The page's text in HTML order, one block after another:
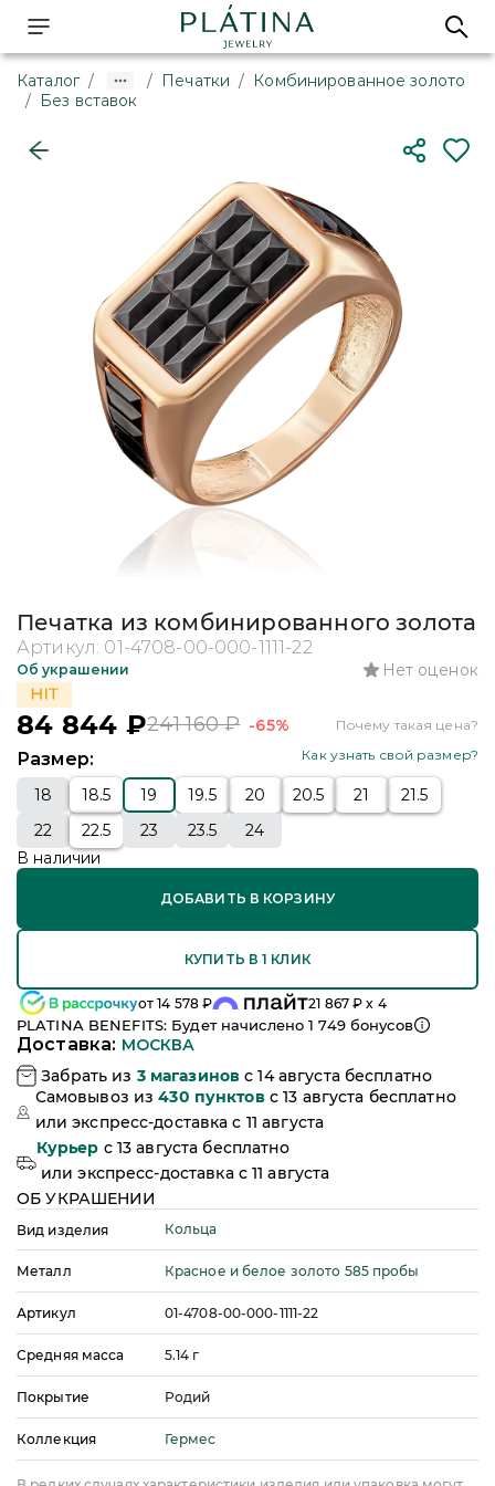
Каталог / / Печатки / Комбинированное золото
/ Без вставок
Печатка из комбинированного золота
Артикул: 01-4708-00-000-1111-22
Об украшении Нет оценок
84 844 ₽241 160₽ -65% Почему такая цена?
Размер: Как узнать свой размер?
18 18.5 19 19.5 20 20.5 21
21.5
22
22.5 23 23.5
24
В наличии
ДОБАВИТЬ В КОРЗИНУ
КУПИТЬ В 1 КЛИК
от14 578 ₽ 21 867₽ x 4
PLATINA BENEFITS: Будет начислено1 749 бонусов
Доставка: МОСКВА
Забрать из 3магазинов c 14 августа бесплатно
Самовывоз из430 пунктов c 13 августа бесплатно
илиэкспресс-доставка c 11 августа
Курьер c 13 августа бесплатно
илиэкспресс-доставка c 11 августа
ОБ УКРАШЕНИИ
Вид изделия Кольца
Металл Красное и белое золото 585 пробы
Артикул 01-4708-00-000-1111-22
Средняя масса 5.14 г
Покрытие Родий
Коллекция Гермес